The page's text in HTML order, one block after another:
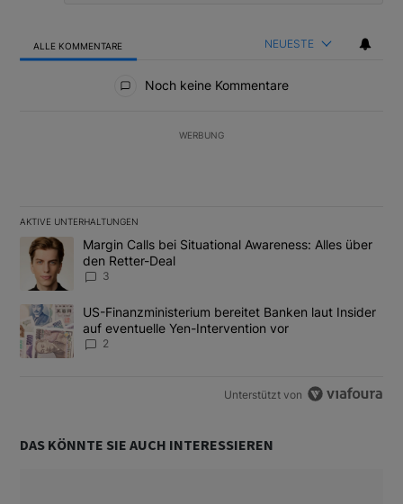
ALLE KOMMENTARE NEUESTE
Noch keine Kommentare
WERBUNG
AKTIVE UNTERHALTUNGEN
Das Folgende ist eine Liste der am meisten kommentierten
Ein Trendartikel mit dem Titel "Margin Calls bei Situational
Margin Calls bei Situational Awareness: Alles über
den Retter-Deal
3
Ein Trendartikel mit dem Titel "US-Finanzministerium bereitet
US-Finanzministerium bereitet Banken laut Insider
auf eventuelle Yen-Intervention vor
2
Unterstützt von
DAS KÖNNTE SIE AUCH INTERESSIEREN